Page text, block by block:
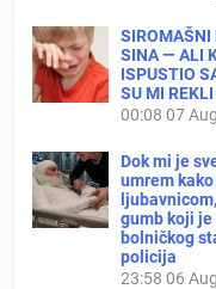
SIROMAŠNI
SINA — ALI
ISPUSTIO
SU MI
00:08 07
Dok mi je
umrem
gumb koji
bolničkog
policija
23:58 06